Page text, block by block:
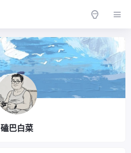
磕巴白菜